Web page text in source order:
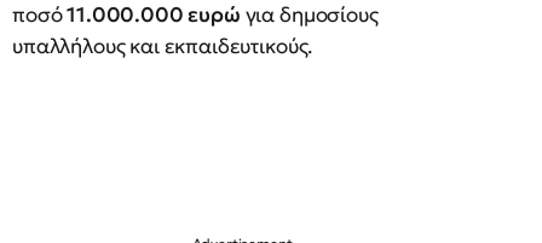
ποσό11.000.000 ευρώ για δημοσίους
υπαλλήλους και εκπαιδευτικούς.